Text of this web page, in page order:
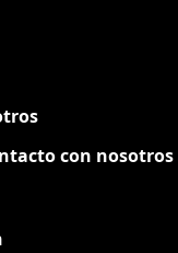
con nosotros